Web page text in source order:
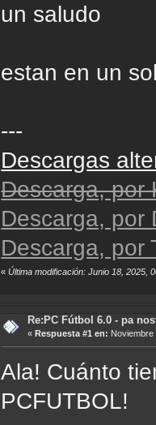
un saludo
estan en un
---
Descargas
Descarga, por
Descarga, por
Descarga, por
«Última modificación: Junio 18, 2025,
Re:PC Fútbol 6.0 - pa
« Respuesta #1 en: Noviembre
Ala! Cuánto
PCFUTBOL!